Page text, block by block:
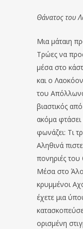
Θάνατος του
Μια μάταιη
Τρώες να
μέσα στο
και ο
του
βιαστικός
ακόμα
φωνάζει: Τι
Αληθινά
πονηριές
Μέσα στο
κρυμμένοι
έχετε μια
ορισμένη